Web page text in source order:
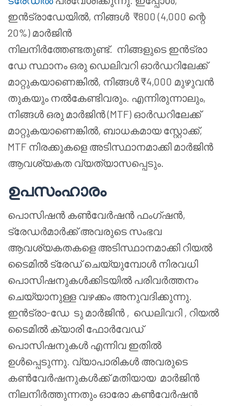
ഇൻട്രാഡേയിൽ, നിങ്ങൾ ₹800 (4,000 ന്റെ
20%) മാർജിൻ
നിലനിർത്തേണ്ടതുണ്ട്. നിങ്ങളുടെ ഇൻട്രാ
ഡേ സ്ഥാനം ഒരു ഡെലിവറി ഓർഡറിലേക്ക്
മാറ്റുകയാണെങ്കിൽ, നിങ്ങൾ ₹4,000 മുഴുവൻ
തുകയും നൽകേണ്ടിവരും. എന്നിരുന്നാലും,
നിങ്ങൾ ഒരു മാർജിൻ (MTF) ഓർഡറിലേക്ക്
മാറ്റുകയാണെങ്കിൽ, ബാധകമായ സ്റ്റോക്ക്,
MTF നിരക്കുകളെ അടിസ്ഥാനമാക്കി മാർജിൻ
ആവശ്യകത വ്യത്യാസപ്പെടും.
ഉപസംഹാരം
പൊസിഷൻ കൺവേർഷൻ ഫംഗ്ഷൻ,
ട്രേഡർമാർക്ക് അവരുടെ സംഭവ
ആവശ്യകതകളെ അടിസ്ഥാനമാക്കി റിയൽ
ടൈമിൽ ട്രേഡ് ചെയ്യുമ്പോൾ നിരവധി
പൊസിഷനുകൾക്കിടയിൽ പരിവർത്തനം
ചെയ്യാനുള്ള വഴക്കം അനുവദിക്കുന്നു.
ഇൻട്രാ-ഡേ ടു മാർജിൻ , ഡെലിവറി , റിയൽ
ടൈമിൽ ക്യാരി ഫോർവേഡ്
പൊസിഷനുകൾ എന്നിവ ഇതിൽ
ഉൾപ്പെടുന്നു. വ്യാപാരികൾ അവരുടെ
കൺവേർഷനുകൾക്ക് മതിയായ മാർജിൻ
നിലനിർത്തുന്നതും ഓരോ കൺവേർഷൻ